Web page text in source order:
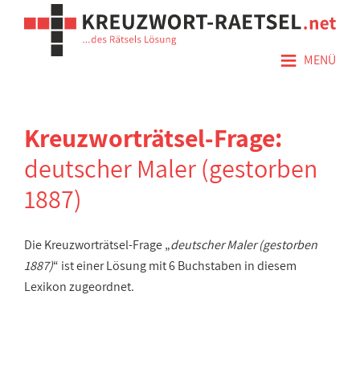
≡ MENÜ
Kreuzworträtsel-Frage:
deutscher Maler (gestorben
1887)
Die Kreuzworträtsel-Frage „deutscher Maler (gestorben
1887)“ ist einer Lösung mit 6 Buchstaben in diesem
Lexikon zugeordnet.